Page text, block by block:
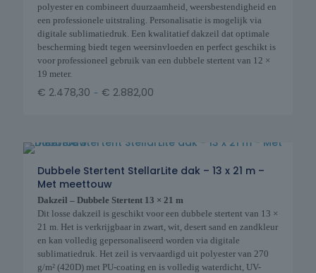
polyester en combineert duurzaamheid, weersbestendigheid en
een professionele uitstraling. Personalisatie is mogelijk via
digitale sublimatiedruk. Een kwalitatief dakzeil dat optimale
bescherming biedt tegen weersinvloeden en perfect geschikt is
voor professioneel gebruik van een dubbele stertent van 12 ×
19 meter.
€ 2.478,30 - € 2.882,00
Dubbele Stertent StellarLite dak – 13 x 21 m –
Met meettouw
Dakzeil – Dubbele Stertent 13 × 21 m
Dit losse dakzeil is geschikt voor een dubbele stertent van 13 ×
21 m. Het is verkrijgbaar in zwart, wit, desert sand en zandkleur
en kan volledig gepersonaliseerd worden via digitale
sublimatiedruk. Het zeil is vervaardigd uit polyester van 270
g/m² (420D) met PU-coating en is volledig waterdicht, UV-